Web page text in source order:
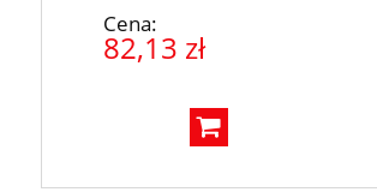
Cena:
82,13 zł